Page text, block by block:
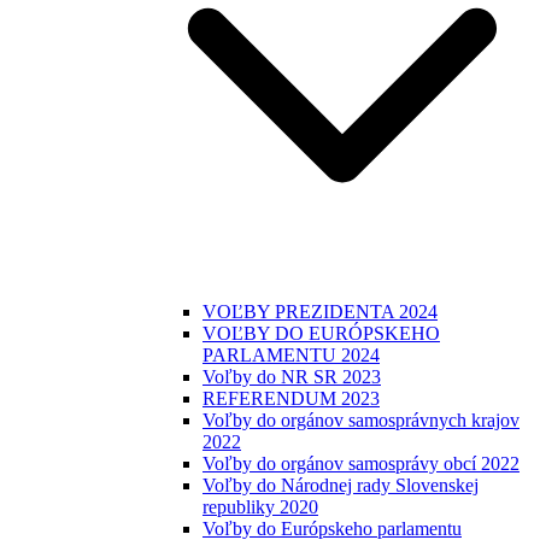
VOĽBY PREZIDENTA 2024
VOĽBY DO EURÓPSKEHO
PARLAMENTU 2024
Voľby do NR SR 2023
REFERENDUM 2023
Voľby do orgánov samosprávnych krajov
2022
Voľby do orgánov samosprávy obcí 2022
Voľby do Národnej rady Slovenskej
republiky 2020
Voľby do Európskeho parlamentu